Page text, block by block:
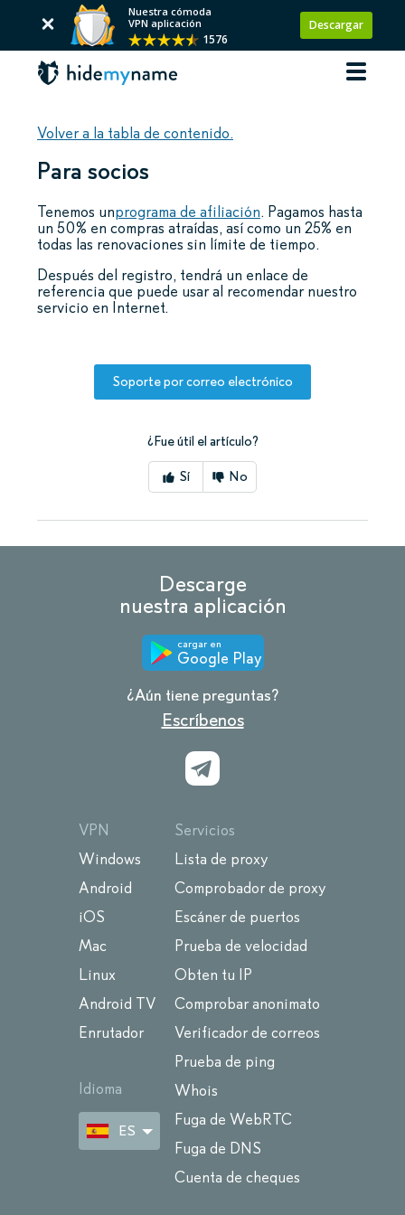
Nuestra cómoda
VPN aplicación
1576
Descargar
Volver a la tabla de contenido.
Para socios
Tenemos unprograma de afiliación. Pagamos hasta
un 50% en compras atraídas, así como un 25% en
todas las renovaciones sin límite de tiempo.
Después del registro, tendrá un enlace de
referencia que puede usar al recomendar nuestro
servicio en Internet.
Soporte por correo electrónico
¿Fue útil el artículo?
Sí No
Descarge
nuestra aplicación
cargar en
Google Play
¿Aún tiene preguntas?
Escríbenos
VPN
Windows
Android
iOS
Mac
Linux
Android TV
Enrutador
Idioma
ES
Servicios
Lista de proxy
Comprobador de proxy
Escáner de puertos
Prueba de velocidad
Obten tu IP
Comprobar anonimato
Verificador de correos
Prueba de ping
Whois
Fuga de WebRTC
Fuga de DNS
Cuenta de cheques